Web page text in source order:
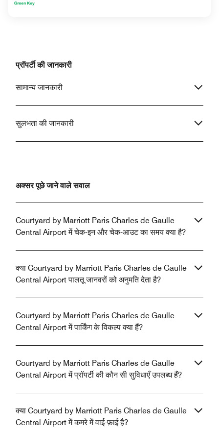
प्रॉपर्टी की जानकारी
सामान्य जानकारी
सुलभता की जानकारी
अक्सर पूछे जाने वाले सवाल
Courtyard by Marriott Paris Charles de Gaulle
Central Airport में चेक-इन और चेक-आउट का समय क्या है?
क्या Courtyard by Marriott Paris Charles de Gaulle
Central Airport पालतू जानवरों को अनुमति देता है?
Courtyard by Marriott Paris Charles de Gaulle
Central Airport में पार्किंग के विकल्प क्या हैं?
Courtyard by Marriott Paris Charles de Gaulle
Central Airport में प्रॉपर्टी की कौन सी सुविधाएँ उपलब्ध हैं?
क्या Courtyard by Marriott Paris Charles de Gaulle
Central Airport में कमरे में वाई-फ़ाई है?